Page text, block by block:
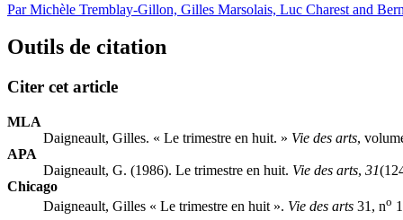
Par Michèle Tremblay-Gillon, Gilles Marsolais, Luc Charest and
Outils de citation
Citer cet article
MLA
Daigneault, Gilles. « Le trimestre en huit. » Vie des arts,
APA
Daigneault, G. (1986). Le trimestre en huit. Vie des arts, 31
Chicago
Daigneault, Gilles « Le trimestre en huit ». Vie des arts 31, no